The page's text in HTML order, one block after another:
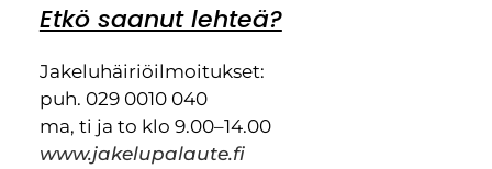
Etkö saanut lehteä?
Jakeluhäiriöilmoitukset:
puh. 029 0010 040
ma, ti ja to klo 9.00–14.00
www.jakelupalaute.fi